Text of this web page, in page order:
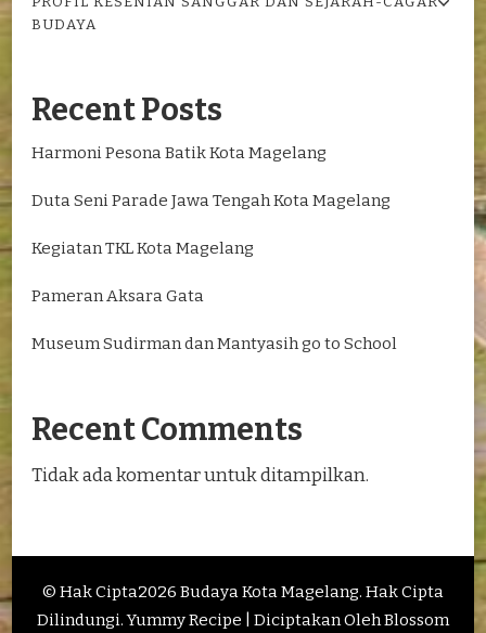
BUDAYA
Recent Posts
Harmoni Pesona Batik Kota Magelang
Duta Seni Parade Jawa Tengah Kota Magelang
Kegiatan TKL Kota Magelang
Pameran Aksara Gata
Museum Sudirman dan Mantyasih go to School
Recent Comments
Tidak ada komentar untuk ditampilkan.
© Hak Cipta2026 Budaya Kota Magelang. Hak Cipta
Dilindungi.Yummy Recipe | Diciptakan OlehBlossom